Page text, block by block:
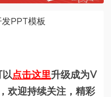
PPT模板
以点击这里升级成为V
欢迎持续关注，精彩